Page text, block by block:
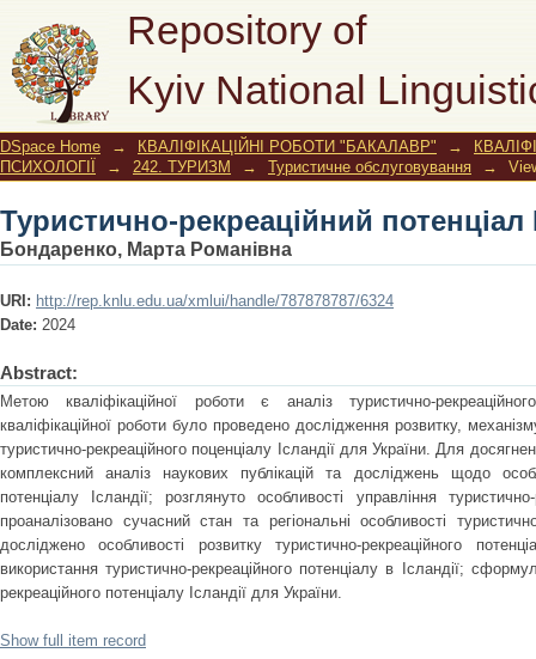
Repository of
Kyiv National
Туристично-рекреаційний потенціал
DSpace Home → КВАЛІФІКАЦІЙНІ РОБОТИ "БАКАЛАВР" →
ПСИХОЛОГІЇ
→ 242. ТУРИЗМ → Туристичне обслуговування →
Туристично-рекреаційний потенціал
Бондаренко, Марта Романівна
URI: http://rep.knlu.edu.ua/xmlui/handle/787878787/6324
Date: 2024
Abstract:
Метою кваліфікаційної роботи є аналіз туристично-
кваліфікаційної роботи було проведено дослідження розвитку,
туристично-рекреаційного поценціалу Ісландії для України. Для
комплексний аналіз наукових публікацій та досліджень щодо
потенціалу Ісландії; розглянуто особливості управління
проаналізовано сучасний стан та регіональні особливості
досліджено особливості розвитку туристично-рекреаційного
використання туристично-рекреаційного потенціалу в Ісландії;
рекреаційного потенціалу Ісландії для України.
Show full item record